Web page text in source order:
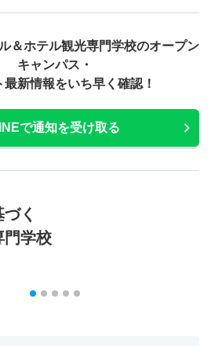
＆ホテル観光専門学校のオープン
キャンパス・
最新情報をいち早く確認！
で通知を受け取る
く
門学校